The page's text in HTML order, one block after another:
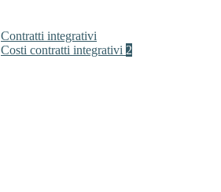
Contratti integrativi
Costi contratti integrativi 2